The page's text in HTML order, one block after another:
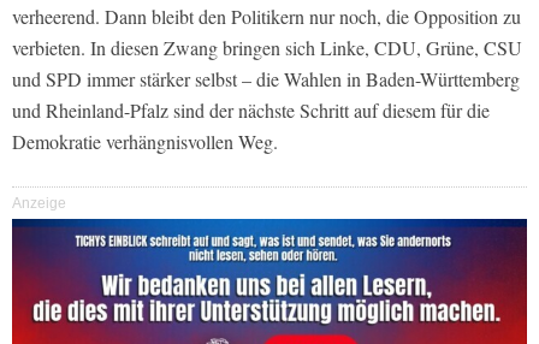
verheerend. Dann bleibt den Politikern nur noch, die Opposition zu
verbieten. In diesen Zwang bringen sich Linke, CDU, Grüne, CSU
und SPD immer stärker selbst – die Wahlen in Baden-Württemberg
und Rheinland-Pfalz sind der nächste Schritt auf diesem für die
Demokratie verhängnisvollen Weg.
Anzeige